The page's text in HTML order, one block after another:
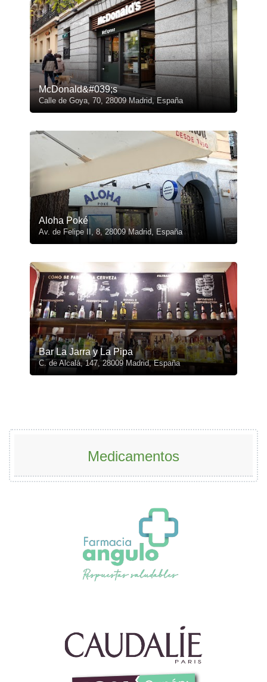
McDonald&#039;s
Calle de Goya, 70, 28009 Madrid, España
Aloha Poké
Av. de Felipe II, 8, 28009 Madrid, España
Bar La Jarra y La Pipa
C. de Alcalá, 147, 28009 Madrid, España
Medicamentos